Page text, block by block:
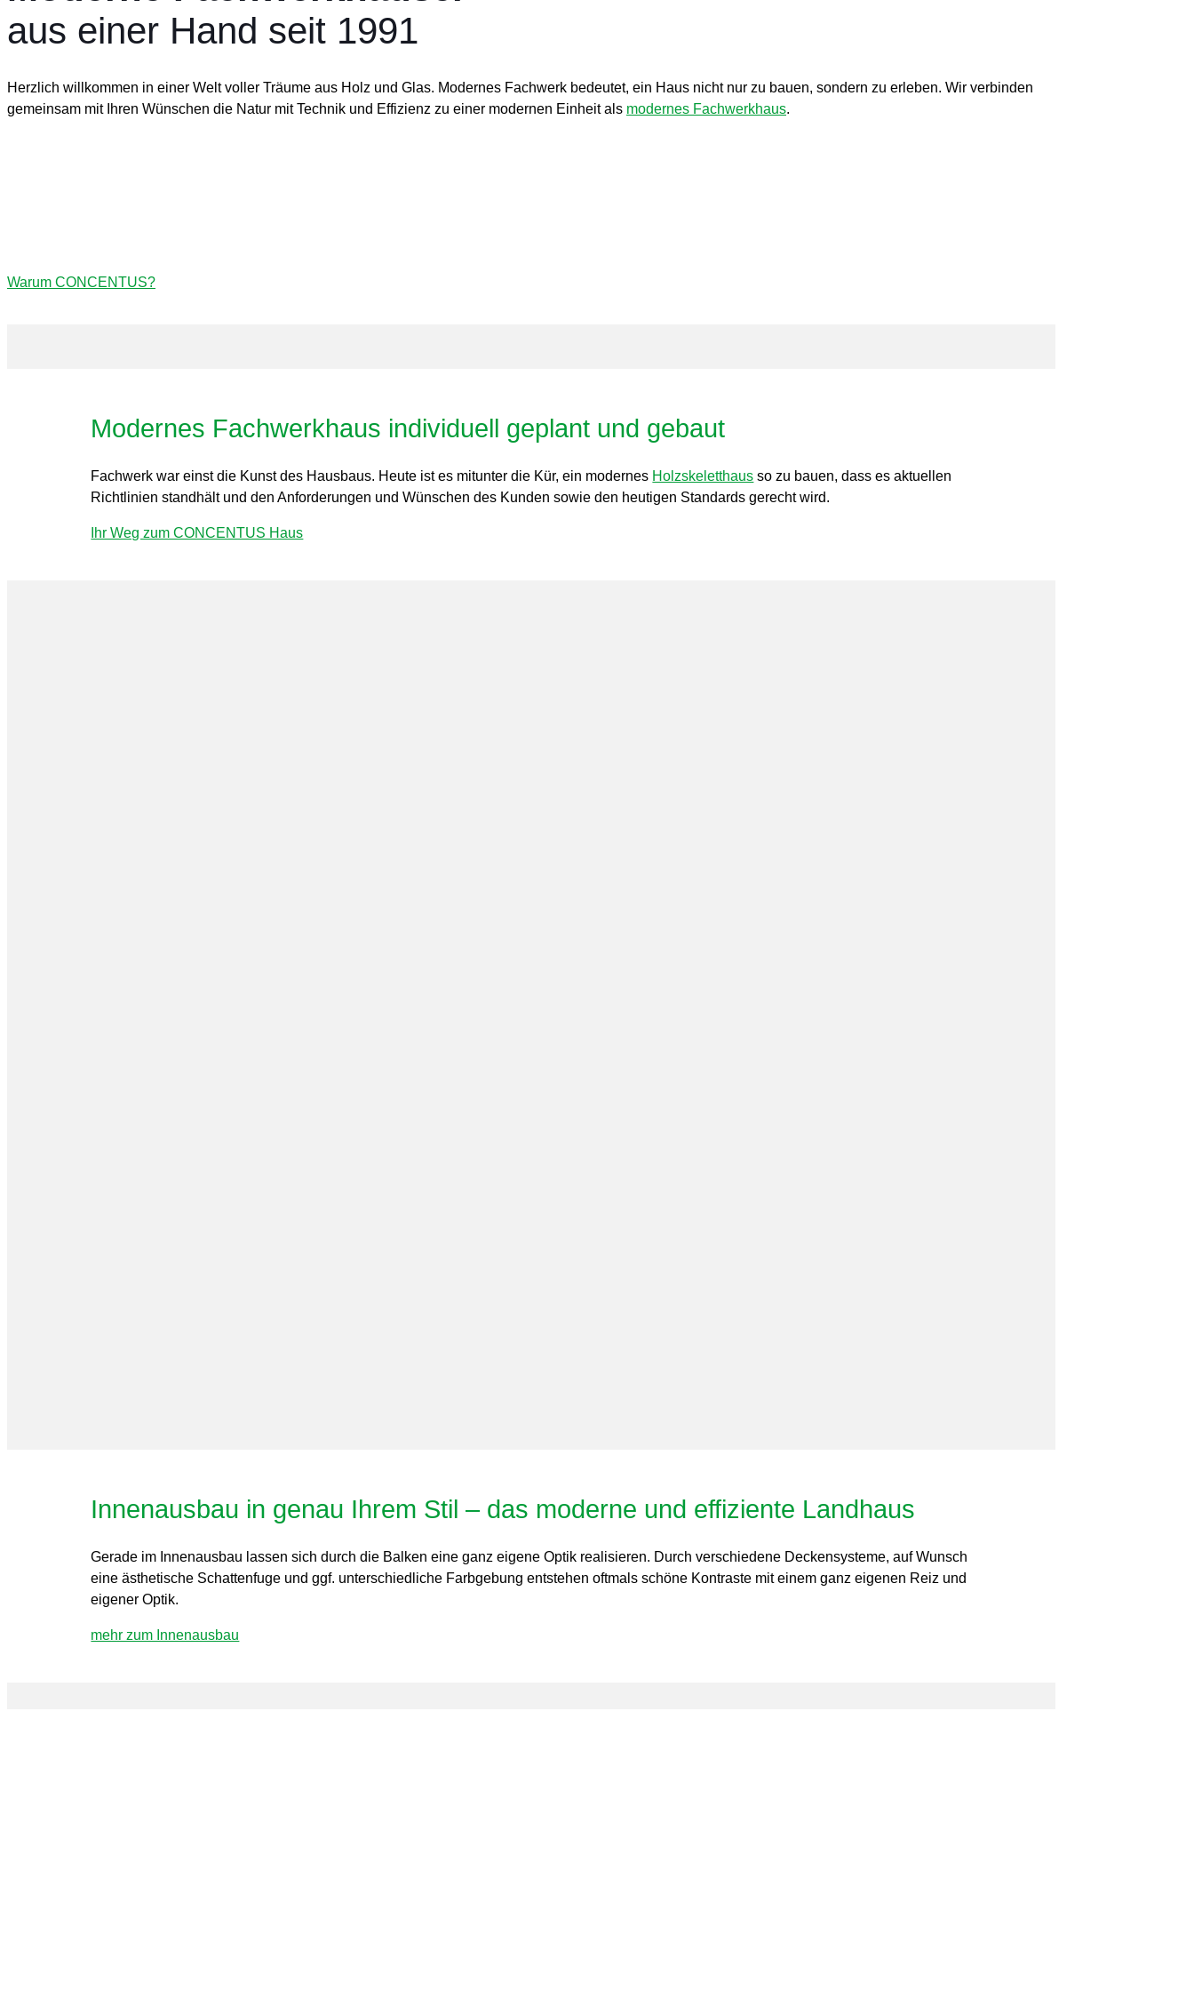
aus einer Hand seit 1991
Herzlich willkommen in einer Welt voller Träume aus Holz und Glas. Modernes Fachwerk bedeutet, ein Haus nicht nur zu bauen, sondern zu erleben. Wir verbinden
gemeinsam mit Ihren Wünschen die Natur mit Technik und Effizienz zu einer modernen Einheit als modernes Fachwerkhaus.
Warum CONCENTUS?
Modernes Fachwerkhaus individuell geplant und gebaut
Fachwerk war einst die Kunst des Hausbaus. Heute ist es mitunter die Kür, ein modernes Holzskeletthaus so zu bauen, dass es aktuellen
Richtlinien standhält und den Anforderungen und Wünschen des Kunden sowie den heutigen Standards gerecht wird.
Ihr Weg zum CONCENTUS Haus
Innenausbau in genau Ihrem Stil – das moderne und effiziente Landhaus
Gerade im Innenausbau lassen sich durch die Balken eine ganz eigene Optik realisieren. Durch verschiedene Deckensysteme, auf Wunsch
eine ästhetische Schattenfuge und ggf. unterschiedliche Farbgebung entstehen oftmals schöne Kontraste mit einem ganz eigenen Reiz und
eigener Optik.
mehr zum Innenausbau